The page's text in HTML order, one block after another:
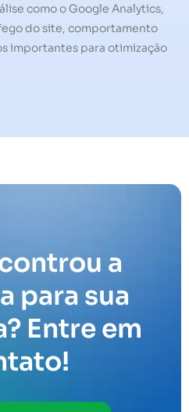
como o Google Analytics,
do site, comportamento
importantes para otimização
a
para sua
Entre em